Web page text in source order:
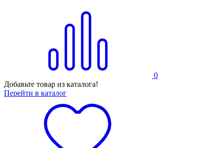
0
Добавьте товар из каталога!
Перейти в каталог